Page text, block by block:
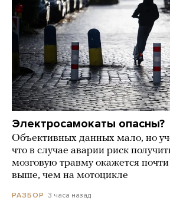
Электросамокаты опасны?
Объективных данных мало, но
что в случае аварии риск
мозговую травму окажется
выше, чем на мотоцикле
РАЗБОР 3 часа назад